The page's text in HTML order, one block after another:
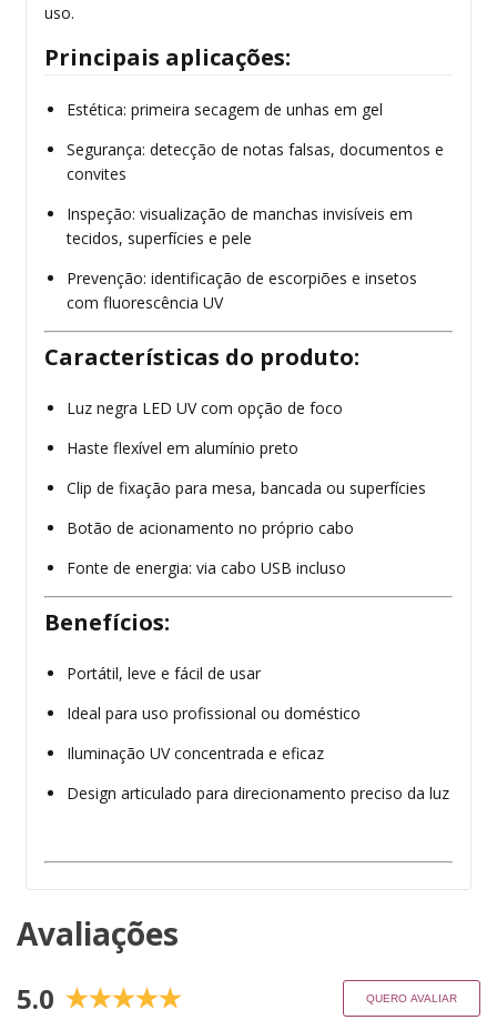
uso.
Principais aplicações:
Estética: primeira secagem de unhas em gel
Segurança: detecção de notas falsas, documentos e
convites
Inspeção: visualização de manchas invisíveis em
tecidos, superfícies e pele
Prevenção: identificação de escorpiões e insetos
com fluorescência UV
Características do produto:
Luz negra LED UV com opção de foco
Haste flexível em alumínio preto
Clip de fixação para mesa, bancada ou superfícies
Botão de acionamento no próprio cabo
Fonte de energia: via cabo USB incluso
Benefícios:
Portátil, leve e fácil de usar
Ideal para uso profissional ou doméstico
Iluminação UV concentrada e eficaz
Design articulado para direcionamento preciso da luz
Avaliações
5.0 QUERO AVALIAR